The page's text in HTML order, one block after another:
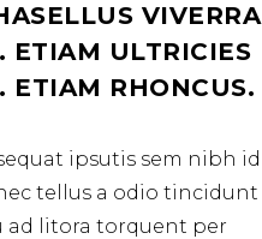
VIVERRA
ETIAM ULTRICIES
ETIAM RHONCUS.
ipsutis sem nibh id
tellus a odio tincidunt
ad litora torquent per